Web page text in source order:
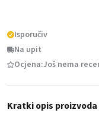
Isporučiv
Na upit
Ocjena:Još nema
Kratki opis proizvoda